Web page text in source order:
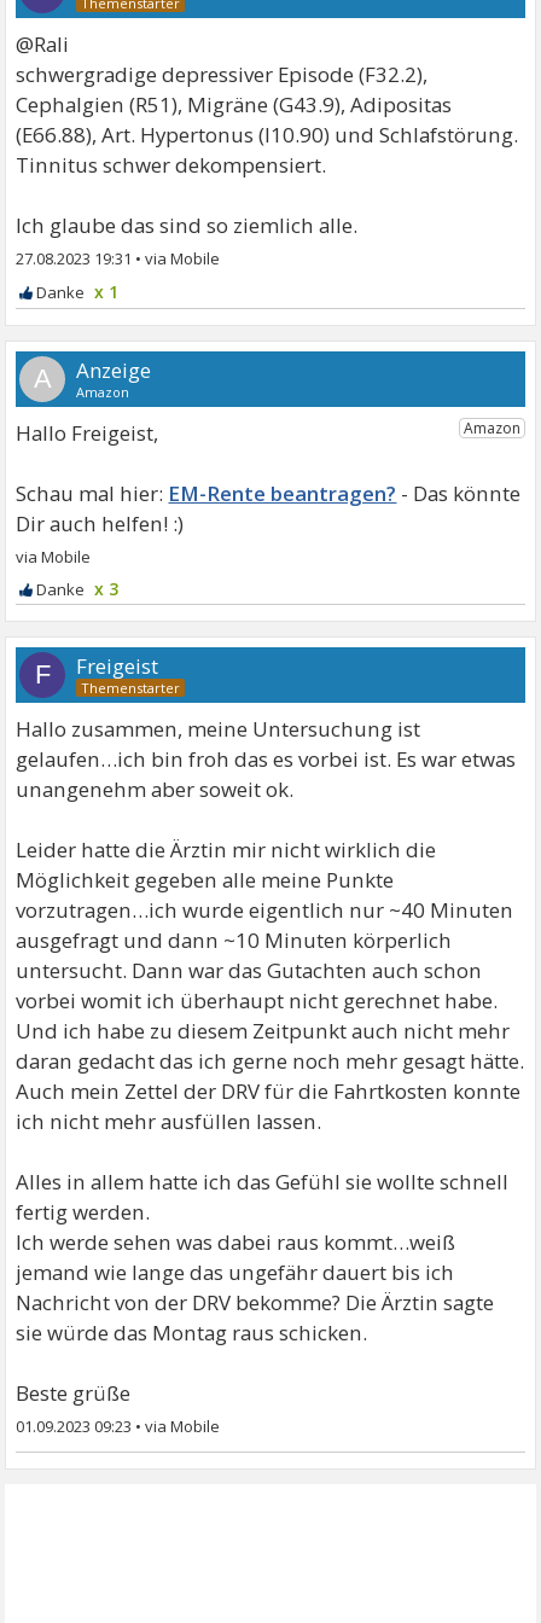
@Rali
schwergradige depressiver Episode (F32.2),
Cephalgien (R51), Migräne (G43.9), Adipositas
(E66.88), Art. Hypertonus (I10.90) und Schlafstörung.
Tinnitus schwer dekompensiert.
Ich glaube das sind so ziemlich alle.
27.08.2023 19:31 •
x 1
A
Hallo Freigeist,
EM-Rente beantragen?
x 3
F Freigeist
Hallo zusammen, meine Untersuchung ist
gelaufen…ich bin froh das es vorbei ist. Es war etwas
unangenehm aber soweit ok.
Leider hatte die Ärztin mir nicht wirklich die
Möglichkeit gegeben alle meine Punkte
vorzutragen…ich wurde eigentlich nur ~40 Minuten
ausgefragt und dann ~10 Minuten körperlich
untersucht. Dann war das Gutachten auch schon
vorbei womit ich überhaupt nicht gerechnet habe.
Und ich habe zu diesem Zeitpunkt auch nicht mehr
daran gedacht das ich gerne noch mehr gesagt hätte.
Auch mein Zettel der DRV für die Fahrtkosten konnte
ich nicht mehr ausfüllen lassen.
Alles in allem hatte ich das Gefühl sie wollte schnell
fertig werden.
Ich werde sehen was dabei raus kommt…weiß
jemand wie lange das ungefähr dauert bis ich
Nachricht von der DRV bekomme? Die Ärztin sagte
sie würde das Montag raus schicken.
Beste grüße
01.09.2023 09:23 •